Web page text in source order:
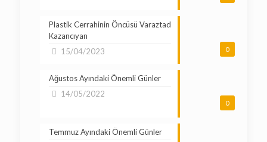
0
Plastik Cerrahinin Öncüsü Varaztad
Kazancıyan
15/04/2023
0
Ağustos Ayındaki Önemli Günler
14/05/2022
Temmuz Ayındaki Önemli Günler